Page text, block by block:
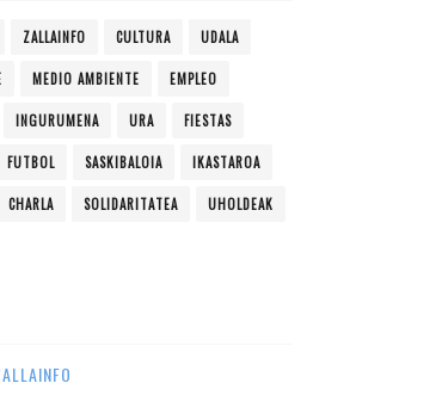
ZALLAINFO CULTURA UDALA
MEDIO AMBIENTE EMPLEO
INGURUMENA URA FIESTAS
FUTBOL SASKIBALOIA IKASTAROA
CHARLA SOLIDARITATEA UHOLDEAK